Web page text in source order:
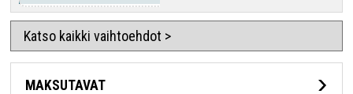
Katso kaikki vaihtoehdot >
MAKSUTAVAT